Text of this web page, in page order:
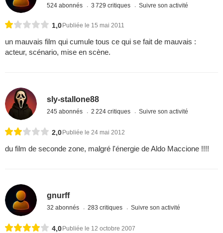
524 abonnés 3 729 critiques Suivre son activité
1,0 Publiée le 15 mai 2011
un mauvais film qui cumule tous ce qui se fait de mauvais :
acteur, scénario, mise en scène.
sly-stallone88
245 abonnés 2 224 critiques Suivre son activité
2,0Publiée le 24 mai 2012
du film de seconde zone, malgré l'énergie de Aldo Maccione !!!!
gnurff
32 abonnés 283 critiques Suivre son activité
4,0Publiée le 12 octobre 2007